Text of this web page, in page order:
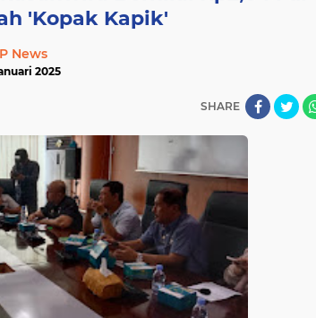
'Kopak Kapik'
News
2025
SHARE